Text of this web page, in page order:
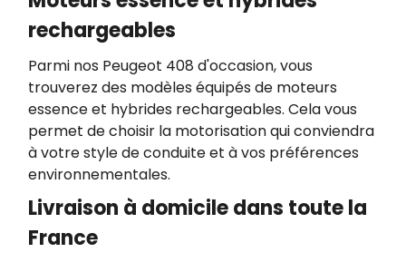
rechargeables
Parmi nos Peugeot 408 d'occasion, vous
trouverez des modèles équipés de moteurs
essence et hybrides rechargeables. Cela vous
permet de choisir la motorisation qui conviendra
à votre style de conduite et à vos préférences
environnementales.
Livraison à domicile dans toute la
France